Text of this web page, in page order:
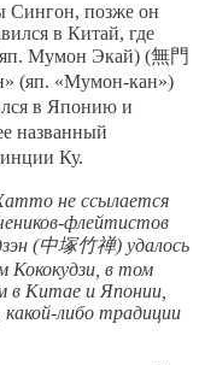
Сингон, позже он
в Китай, где
Мумон Экай) (無門
(яп. «Мумон-кан»)
в Японию и
названный
Ку.
не ссылается
флейтистов
(中塚竹禅) удалось
Кококудзи, в том
в Китае и Японии,
либо традиции